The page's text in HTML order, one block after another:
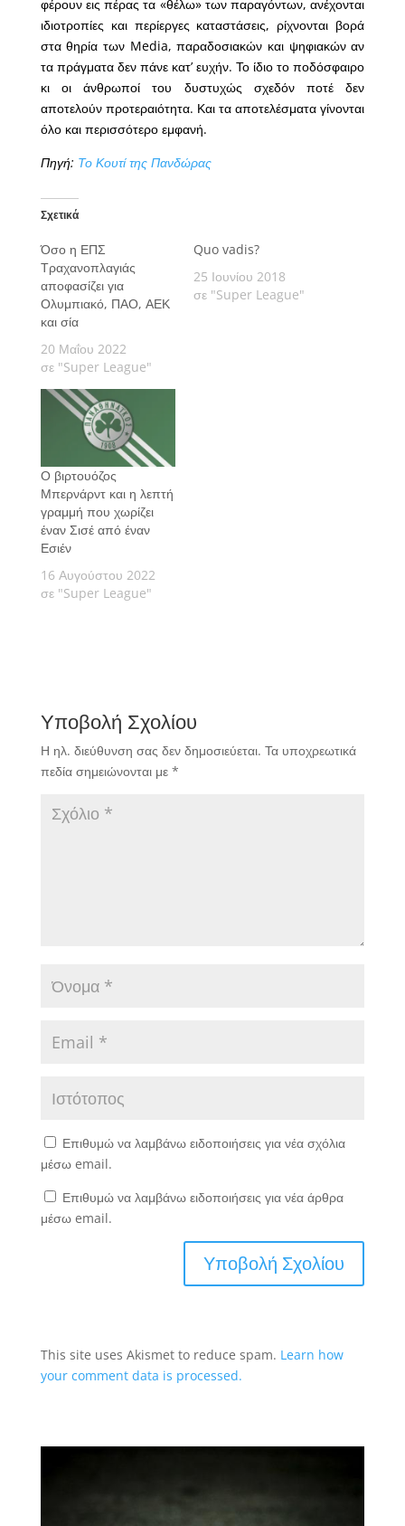
φέρουν εις πέρας τα «θέλω» των παραγόντων, ανέχονται
ιδιοτροπίες και περίεργες καταστάσεις, ρίχνονται βορά
στα θηρία των Media, παραδοσιακών και ψηφιακών αν
τα πράγματα δεν πάνε κατ’ ευχήν. Το ίδιο το ποδόσφαιρο
κι οι άνθρωποί του δυστυχώς σχεδόν ποτέ δεν
αποτελούν προτεραιότητα. Και τα αποτελέσματα γίνονται
όλο και περισσότερο εμφανή.
Πηγή: Το Κουτί της Πανδώρας
Σχετικά
Όσο η ΕΠΣ
Τραχανοπλαγιάς
αποφασίζει για
Ολυμπιακό, ΠΑΟ, ΑΕΚ
και σία
20 Μαΐου 2022
σε "Super League"
Quo vadis?
25 Ιουνίου 2018
σε "Super League"
Ο βιρτουόζος
Μπερνάρντ και η λεπτή
γραμμή που χωρίζει
έναν Σισέ από έναν
Εσιέν
16 Αυγούστου 2022
σε "Super League"
Υποβολή Σχολίου
Η ηλ. διεύθυνση σας δεν δημοσιεύεται. Τα υποχρεωτικά
πεδία σημειώνονται με *
Επιθυμώ να λαμβάνω ειδοποιήσεις για νέα σχόλια
μέσω email.
Επιθυμώ να λαμβάνω ειδοποιήσεις για νέα άρθρα
μέσω email.
This site uses Akismet to reduce spam. Learn how
your comment data is processed.